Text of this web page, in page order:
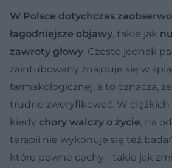
W Polsce dotychczas
łagodniejsze objawy, takie jak
zawroty głowy. Często jednak
zaintubowany znajduje się w
farmakologicznej, a to oznacza,
trudno zweryfikować. W ciężkich
kiedy chory walczy o życie, na
terapii nie wykonuje się też
które pewne cechy - takie jak